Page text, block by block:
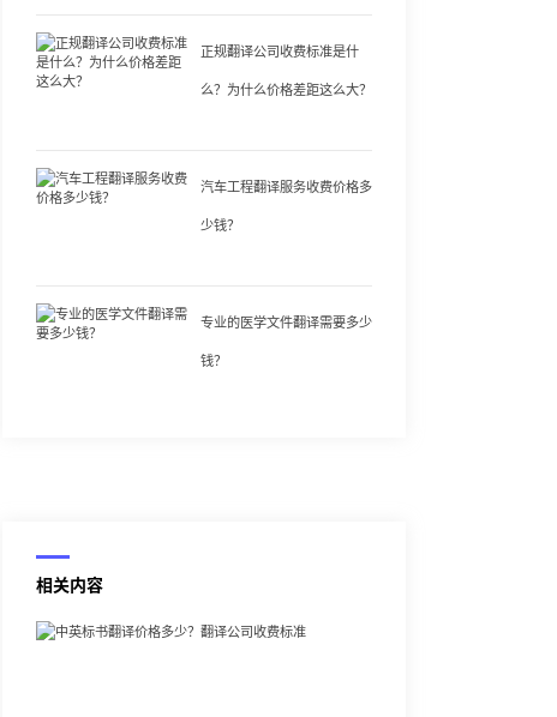
正规翻译公司收费标准是什
么？为什么价格差距这么大？
汽车工程翻译服务收费价格多
少钱？
专业的医学文件翻译需要多少
钱？
相关内容